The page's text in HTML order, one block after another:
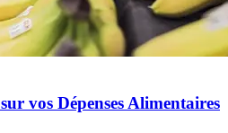
vos Dépenses Alimentaires